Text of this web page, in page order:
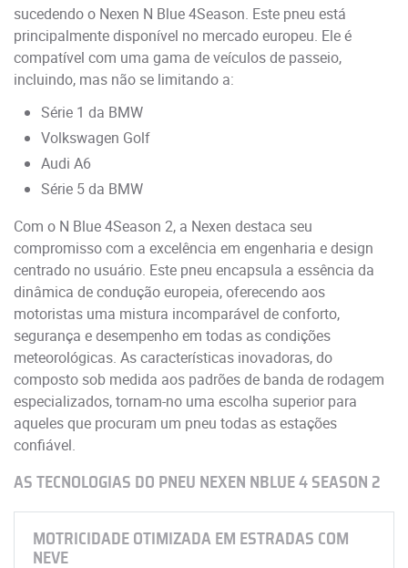
sucedendo o Nexen N Blue 4Season. Este pneu está
principalmente disponível no mercado europeu. Ele é
compatível com uma gama de veículos de passeio,
incluindo, mas não se limitando a:
Série 1 da BMW
Volkswagen Golf
Audi A6
Série 5 da BMW
Com o N Blue 4Season 2, a Nexen destaca seu
compromisso com a excelência em engenharia e design
centrado no usuário. Este pneu encapsula a essência da
dinâmica de condução europeia, oferecendo aos
motoristas uma mistura incomparável de conforto,
segurança e desempenho em todas as condições
meteorológicas. As características inovadoras, do
composto sob medida aos padrões de banda de rodagem
especializados, tornam-no uma escolha superior para
aqueles que procuram um pneu todas as estações
confiável.
AS TECNOLOGIAS DO PNEU NEXEN NBLUE 4 SEASON 2
MOTRICIDADE OTIMIZADA EM ESTRADAS COM
NEVE